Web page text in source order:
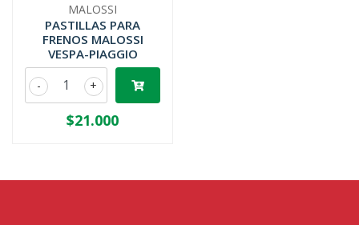
MALOSSI
PASTILLAS PARA
FRENOS MALOSSI
VESPA-PIAGGIO
+
-
$21.000